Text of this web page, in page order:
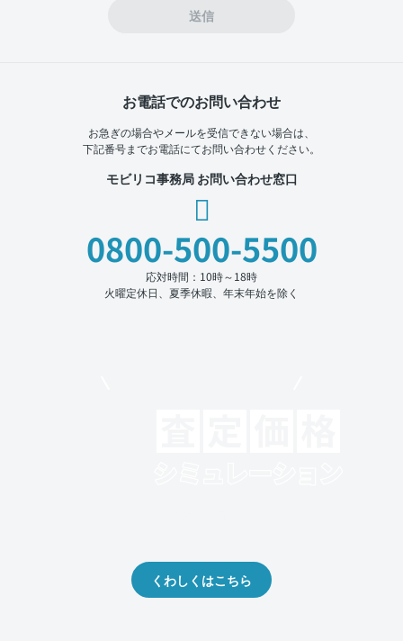
送信
お電話でのお問い合わせ
お急ぎの場合やメールを受信できない場合は、
下記番号までお電話にてお問い合わせください。
モビリコ事務局 お問い合わせ窓口
0800-500-5500
応対時間：10時～18時
火曜定休日、夏季休暇、年末年始を除く
くわしくはこちら